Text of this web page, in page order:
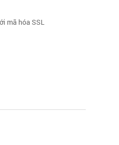
mã hóa SSL